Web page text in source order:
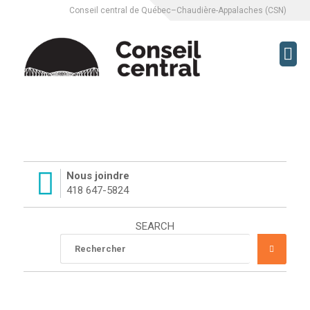
Conseil central de Québec–Chaudière-Appalaches (CSN)
Nous joindre
418 647-5824
SEARCHHISTORIQUE DU CCQCA